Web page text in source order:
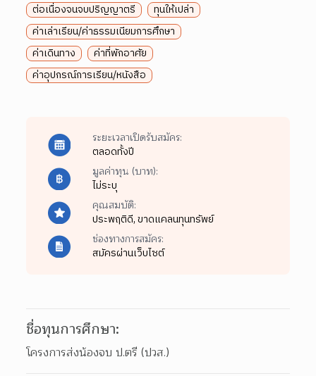
ต่อเนื่องจนจบปริญญาตรี
ทุนให้เปล่า
ค่าเล่าเรียน/ค่าธรรมเนียมการศึกษา
ค่าเดินทาง
ค่าที่พักอาศัย
ค่าอุปกรณ์การเรียน/หนังสือ
ระยะเวลาเปิดรับสมัคร:
ตลอดทั้งปี
มูลค่าทุน (บาท):
ไม่ระบุ
คุณสมบัติ:
ประพฤติดี,ขาดแคลนทุนทรัพย์
ช่องทางการสมัคร:
สมัครผ่านเว็บไซต์
ชื่อทุนการศึกษา:
โครงการส่งน้องจบ ป.ตรี (ปวส.)